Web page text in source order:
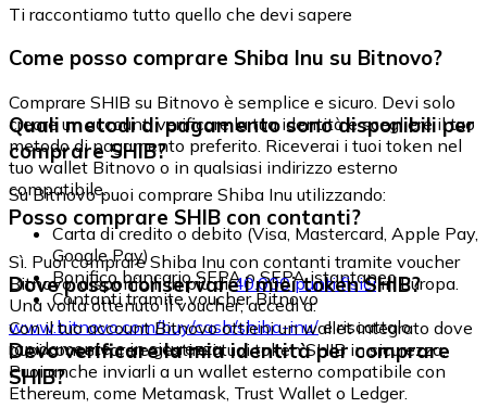
Ti raccontiamo tutto quello che devi sapere
Come posso comprare Shiba Inu su Bitnovo?
Comprare SHIB su Bitnovo è semplice e sicuro. Devi solo
creare un account, verificare la tua identità e scegliere il tuo
metodo di pagamento preferito. Riceverai i tuoi token nel
tuo wallet Bitnovo o in qualsiasi indirizzo esterno
compatibile.
Quali metodi di pagamento sono disponibili per
comprare SHIB?
Su Bitnovo puoi comprare Shiba Inu utilizzando:
Carta di credito o debito (Visa, Mastercard, Apple Pay,
Google Pay)
Bonifico bancario SEPA o SEPA istantaneo
Contanti tramite voucher Bitnovo
Posso comprare SHIB con contanti?
Sì. Puoi comprare Shiba Inu con contanti tramite voucher
Bitnovo, disponibili in più di40.000 punti fisiciin Europa.
Una volta ottenuto il voucher, accedi a:
www.bitnovo.com/buy/cash/shiba-inu/e riscattalo
rapidamente e in sicurezza.
Dove posso conservare i miei token SHIB?
Con il tuo account Bitnovo ottieni un wallet integrato dove
puoi conservare e gestire i tuoi token SHIB in sicurezza.
Puoi anche inviarli a un wallet esterno compatibile con
Ethereum, come Metamask, Trust Wallet o Ledger.
Devo verificare la mia identità per comprare
SHIB?